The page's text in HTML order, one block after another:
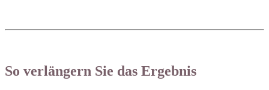
So verlängern Sie das Ergebnis